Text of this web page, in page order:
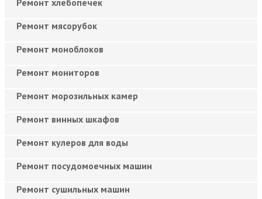
Ремонт мясорубок
Ремонт моноблоков
Ремонт мониторов
Ремонт морозильных камер
Ремонт винных шкафов
Ремонт кулеров для воды
Ремонт посудомоечных машин
Ремонт сушильных машин